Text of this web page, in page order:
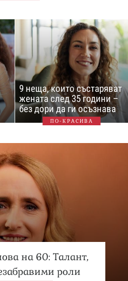
9 неща, които състаряват
жената след 35 години –
без дори да ги осъзнава
ПО-КРАСИВА
на 60: Талант,
роли